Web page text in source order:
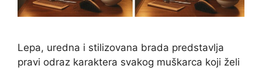
Lepa, uredna i stilizovana brada predstavlja
pravi odraz karaktera svakog muškarca koji želi